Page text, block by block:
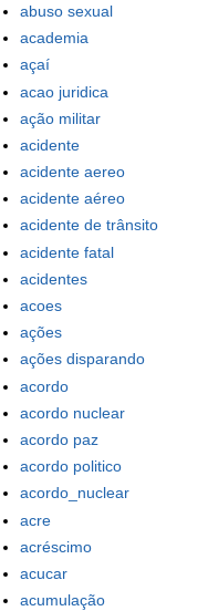
abuso sexual
academia
açaí
acao juridica
ação militar
acidente
acidente aereo
acidente aéreo
acidente de trânsito
acidente fatal
acidentes
acoes
ações
ações disparando
acordo
acordo nuclear
acordo paz
acordo politico
acordo_nuclear
acre
acréscimo
acucar
acumulação